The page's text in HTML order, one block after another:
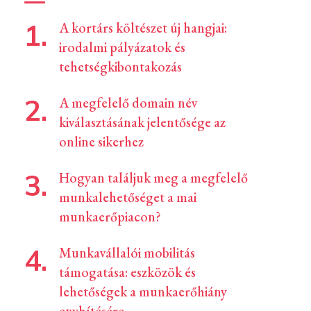
A kortárs költészet új hangjai:
irodalmi pályázatok és
tehetségkibontakozás
A megfelelő domain név
kiválasztásának jelentősége az
online sikerhez
Hogyan találjuk meg a megfelelő
munkalehetőséget a mai
munkaerőpiacon?
Munkavállalói mobilitás
támogatása: eszközök és
lehetőségek a munkaerőhiány